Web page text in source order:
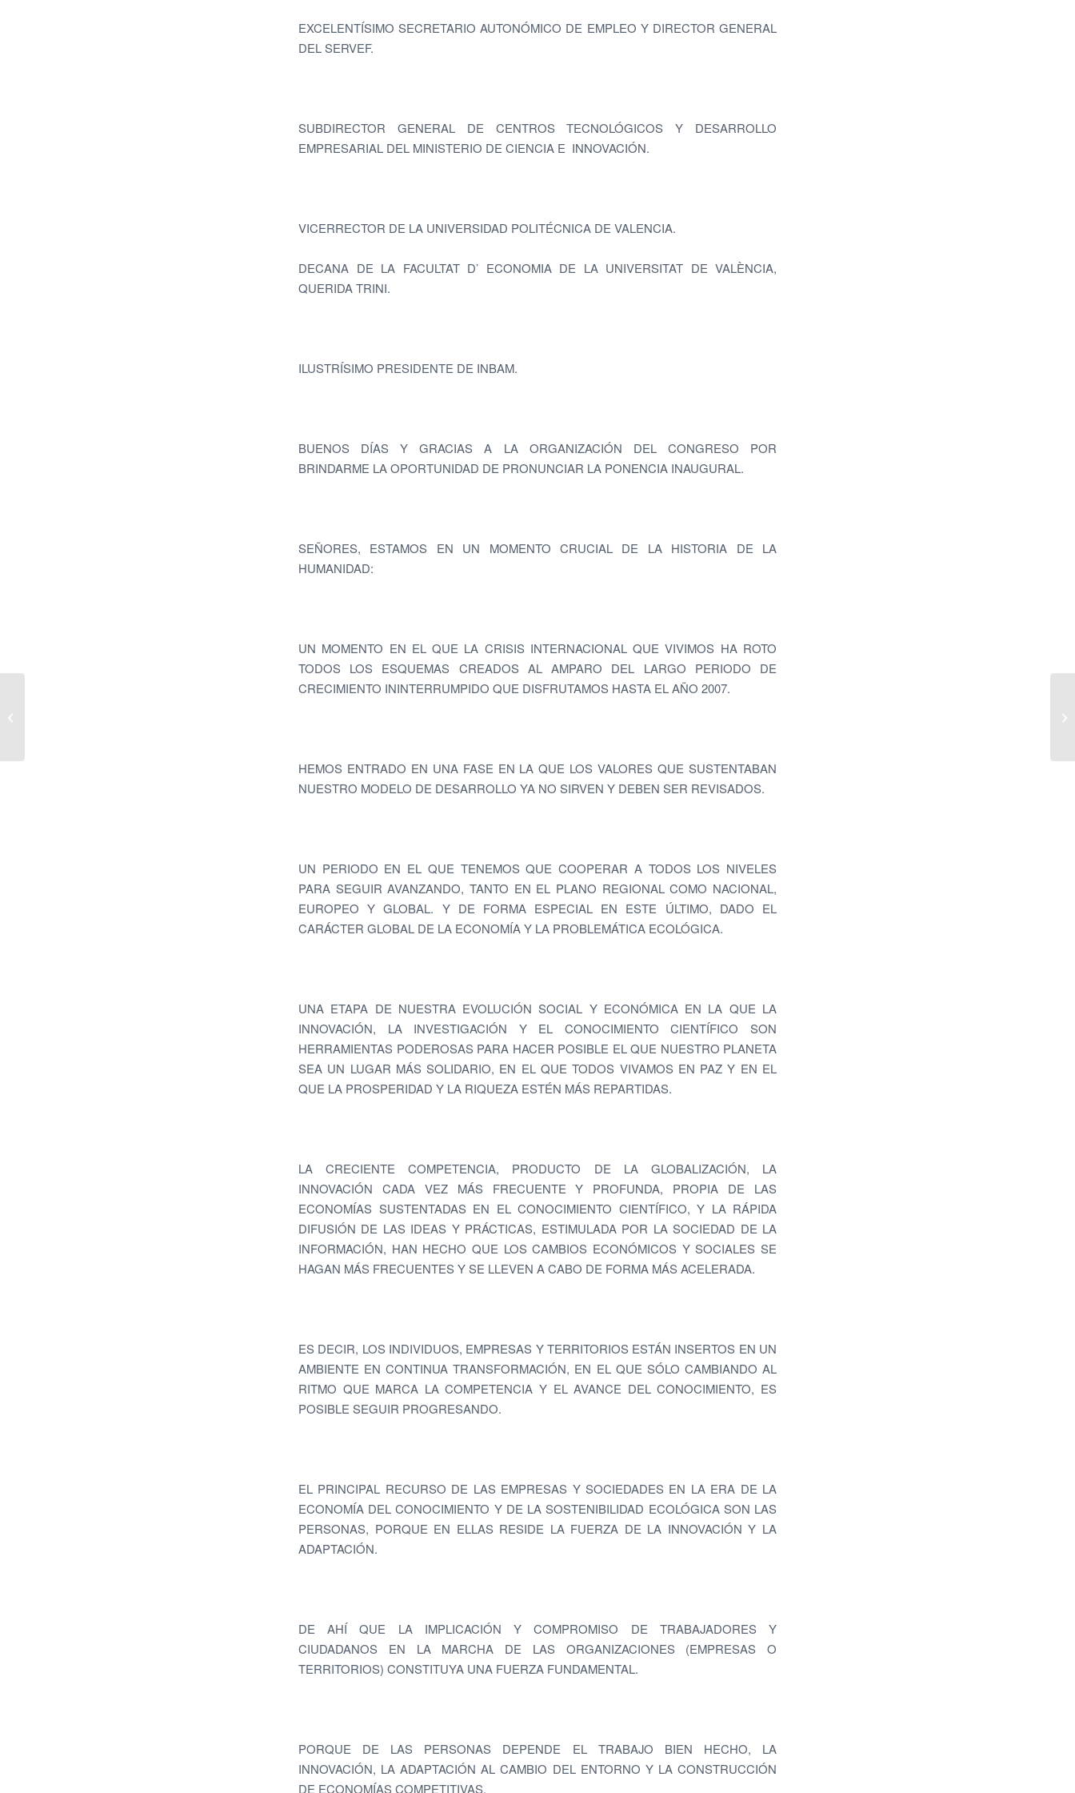
EXCELENTÍSIMO SECRETARIO AUTONÓMICO DE EMPLEO Y DIRECTOR GENERAL
DEL SERVEF.
SUBDIRECTOR GENERAL DE CENTROS TECNOLÓGICOS Y DESARROLLO
EMPRESARIAL DEL MINISTERIO DE CIENCIA E INNOVACIÓN.
VICERRECTOR DE LA UNIVERSIDAD POLITÉCNICA DE VALENCIA.
DECANA DE LA FACULTAT D’ ECONOMIA DE LA UNIVERSITAT DE VALÈNCIA,
QUERIDA TRINI.
ILUSTRÍSIMO PRESIDENTE DE INBAM.
BUENOS DÍAS Y GRACIAS A LA ORGANIZACIÓN DEL CONGRESO POR
BRINDARME LA OPORTUNIDAD DE PRONUNCIAR LA PONENCIA INAUGURAL.
SEÑORES, ESTAMOS EN UN MOMENTO CRUCIAL DE LA HISTORIA DE LA
HUMANIDAD:
UN MOMENTO EN EL QUE LA CRISIS INTERNACIONAL QUE VIVIMOS HA ROTO
TODOS LOS ESQUEMAS CREADOS AL AMPARO DEL LARGO PERIODO DE
CRECIMIENTO ININTERRUMPIDO QUE DISFRUTAMOS HASTA EL AÑO 2007.
HEMOS ENTRADO EN UNA FASE EN LA QUE LOS VALORES QUE SUSTENTABAN
NUESTRO MODELO DE DESARROLLO YA NO SIRVEN Y DEBEN SER REVISADOS.
UN PERIODO EN EL QUE TENEMOS QUE COOPERAR A TODOS LOS NIVELES
PARA SEGUIR AVANZANDO, TANTO EN EL PLANO REGIONAL COMO NACIONAL,
EUROPEO Y GLOBAL. Y DE FORMA ESPECIAL EN ESTE ÚLTIMO, DADO EL
CARÁCTER GLOBAL DE LA ECONOMÍA Y LA PROBLEMÁTICA ECOLÓGICA.
UNA ETAPA DE NUESTRA EVOLUCIÓN SOCIAL Y ECONÓMICA EN LA QUE LA
INNOVACIÓN, LA INVESTIGACIÓN Y EL CONOCIMIENTO CIENTÍFICO SON
HERRAMIENTAS PODEROSAS PARA HACER POSIBLE EL QUE NUESTRO PLANETA
SEA UN LUGAR MÁS SOLIDARIO, EN EL QUE TODOS VIVAMOS EN PAZ Y EN EL
QUE LA PROSPERIDAD Y LA RIQUEZA ESTÉN MÁS REPARTIDAS.
LA CRECIENTE COMPETENCIA, PRODUCTO DE LA GLOBALIZACIÓN, LA
INNOVACIÓN CADA VEZ MÁS FRECUENTE Y PROFUNDA, PROPIA DE LAS
ECONOMÍAS SUSTENTADAS EN EL CONOCIMIENTO CIENTÍFICO, Y LA RÁPIDA
DIFUSIÓN DE LAS IDEAS Y PRÁCTICAS, ESTIMULADA POR LA SOCIEDAD DE LA
INFORMACIÓN, HAN HECHO QUE LOS CAMBIOS ECONÓMICOS Y SOCIALES SE
HAGAN MÁS FRECUENTES Y SE LLEVEN A CABO DE FORMA MÁS ACELERADA.
ES DECIR, LOS INDIVIDUOS, EMPRESAS Y TERRITORIOS ESTÁN INSERTOS EN UN
AMBIENTE EN CONTINUA TRANSFORMACIÓN, EN EL QUE SÓLO CAMBIANDO AL
RITMO QUE MARCA LA COMPETENCIA Y EL AVANCE DEL CONOCIMIENTO, ES
POSIBLE SEGUIR PROGRESANDO.
EL PRINCIPAL RECURSO DE LAS EMPRESAS Y SOCIEDADES EN LA ERA DE LA
ECONOMÍA DEL CONOCIMIENTO Y DE LA SOSTENIBILIDAD ECOLÓGICA SON LAS
PERSONAS, PORQUE EN ELLAS RESIDE LA FUERZA DE LA INNOVACIÓN Y LA
ADAPTACIÓN.
DE AHÍ QUE LA IMPLICACIÓN Y COMPROMISO DE TRABAJADORES Y
CIUDADANOS EN LA MARCHA DE LAS ORGANIZACIONES (EMPRESAS O
TERRITORIOS) CONSTITUYA UNA FUERZA FUNDAMENTAL.
PORQUE DE LAS PERSONAS DEPENDE EL TRABAJO BIEN HECHO, LA
INNOVACIÓN, LA ADAPTACIÓN AL CAMBIO DEL ENTORNO Y LA CONSTRUCCIÓN
DE ECONOMÍAS COMPETITIVAS.